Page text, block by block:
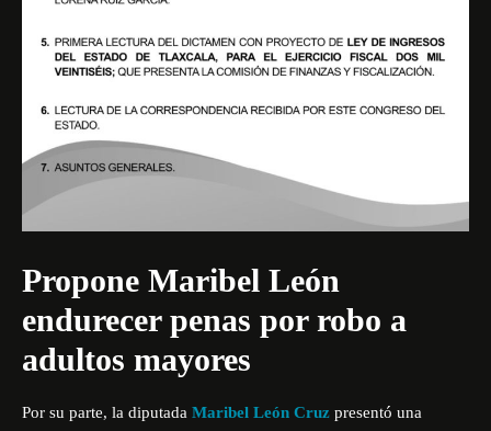
Propone Maribel León
endurecer penas por robo a
adultos mayores
Por su parte, la diputada Maribel León Cruz presentó una